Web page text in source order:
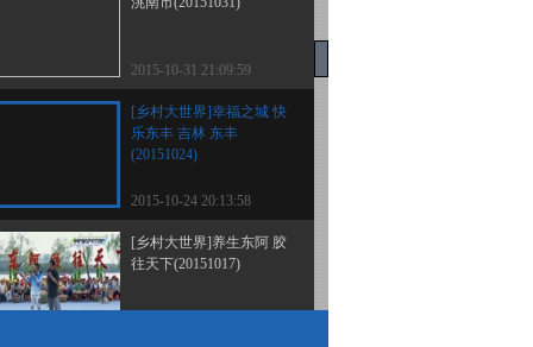
2015-10-31 21:09:59
[乡村大世界]幸福之城 快
乐东丰 吉林 东丰
(20151024)
2015-10-24 20:13:58
[乡村大世界]养生东阿 胶
往天下(20151017)